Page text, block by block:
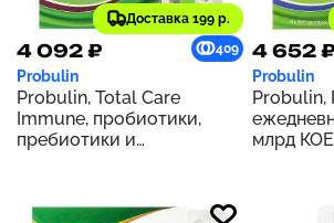
Доставка 199 р.
4 092 ₽ 409
Probulin
Probulin, Total Care
Immune, пробиотики,
пребиотики и
капсул (20 млрд КОЕ в 1
4 652 ₽
Probulin
Probulin,
млрд